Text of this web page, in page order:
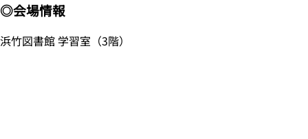
◎会場情報
浜竹図書館 学習室（3階）